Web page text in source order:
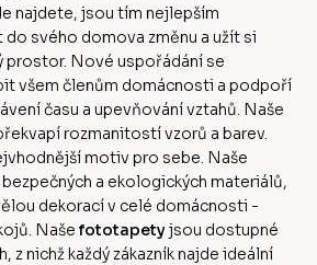
najdete, jsou tím nejlepším
svého domova změnu a užít si
prostor. Nové uspořádání se
všem členům domácnosti a podpoří
času a upevňování vztahů. Naše
rozmanitostí vzorů a barev.
motiv pro sebe. Naše
a ekologických materiálů,
dekorací v celé domácnosti -
Naše fototapetyjsou dostupné
z nichž každý zákazník najde ideální